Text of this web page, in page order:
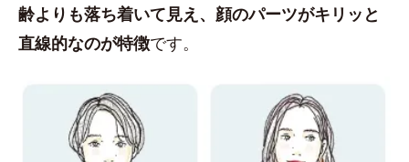
齢よりも落ち着いて見え、顔のパーツがキリッと
直線的なのが特徴です。